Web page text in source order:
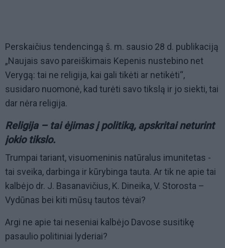
Perskaičius tendencingą š. m. sausio 28 d. publikaciją
„Naujais savo pareiškimais Kepenis nustebino net
Verygą: tai ne religija, kai gali tikėti ar netikėti“,
susidaro nuomonė, kad turėti savo tikslą ir jo siekti, tai
dar nėra religija.
Religija – tai ėjimas į politiką, apskritai neturint
jokio tikslo.
Trumpai tariant, visuomeninis natūralus imunitetas -
tai sveika, darbinga ir kūrybinga tauta. Ar tik ne apie tai
kalbėjo dr. J. Basanavičius, K. Dineika, V. Storosta –
Vydūnas bei kiti mūsų tautos tėvai?
Argi ne apie tai neseniai kalbėjo Davose susitikę
pasaulio politiniai lyderiai?